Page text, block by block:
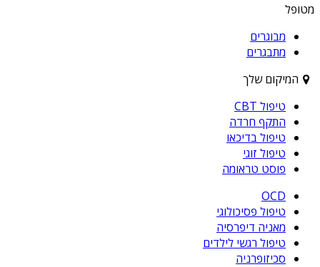
מטופל
מבוגרים
מתבגרים
המיקום שלך
טיפול CBT
התקף חרדה
טיפול בדיכאו
טיפול זוגי
פוסט טראומה
OCD
טיפול פסיכולוגי
מאניה דיפרסיה
טיפול רגשי לילדים
סכיזופרניה